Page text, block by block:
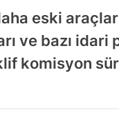
eski
ve bazı idari
komisyon